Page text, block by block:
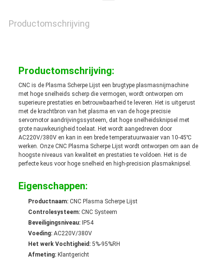
Productomschrijving
Productomschrijving:
CNC is de Plasma Scherpe Lijst een brugtype plasmasnijmachine
met hoge snelheids scherp die vermogen, wordt ontworpen om
superieure prestaties en betrouwbaarheid te leveren. Het is uitgerust
met de krachtbron van het plasma en van de hoge precisie
servomotor aandrijvingssysteem, dat hoge snelheidsknipsel met
grote nauwkeurigheid toelaat. Het wordt aangedreven door
AC220V/380V en kan in een brede temperatuurwaaier van 10-45℃
werken. Onze CNC Plasma Scherpe Lijst wordt ontworpen om aan de
hoogste niveaus van kwaliteit en prestaties te voldoen. Het is de
perfecte keus voor hoge snelheid en high-precision plasmaknipsel.
Eigenschappen:
Productnaam:CNC Plasma Scherpe Lijst
Controlesysteem:CNC Systeem
Beveiligingsniveau:IP54
Voeding:AC220V/380V
Het werk Vochtigheid:5%-95%RH
Afmeting:Klantgericht